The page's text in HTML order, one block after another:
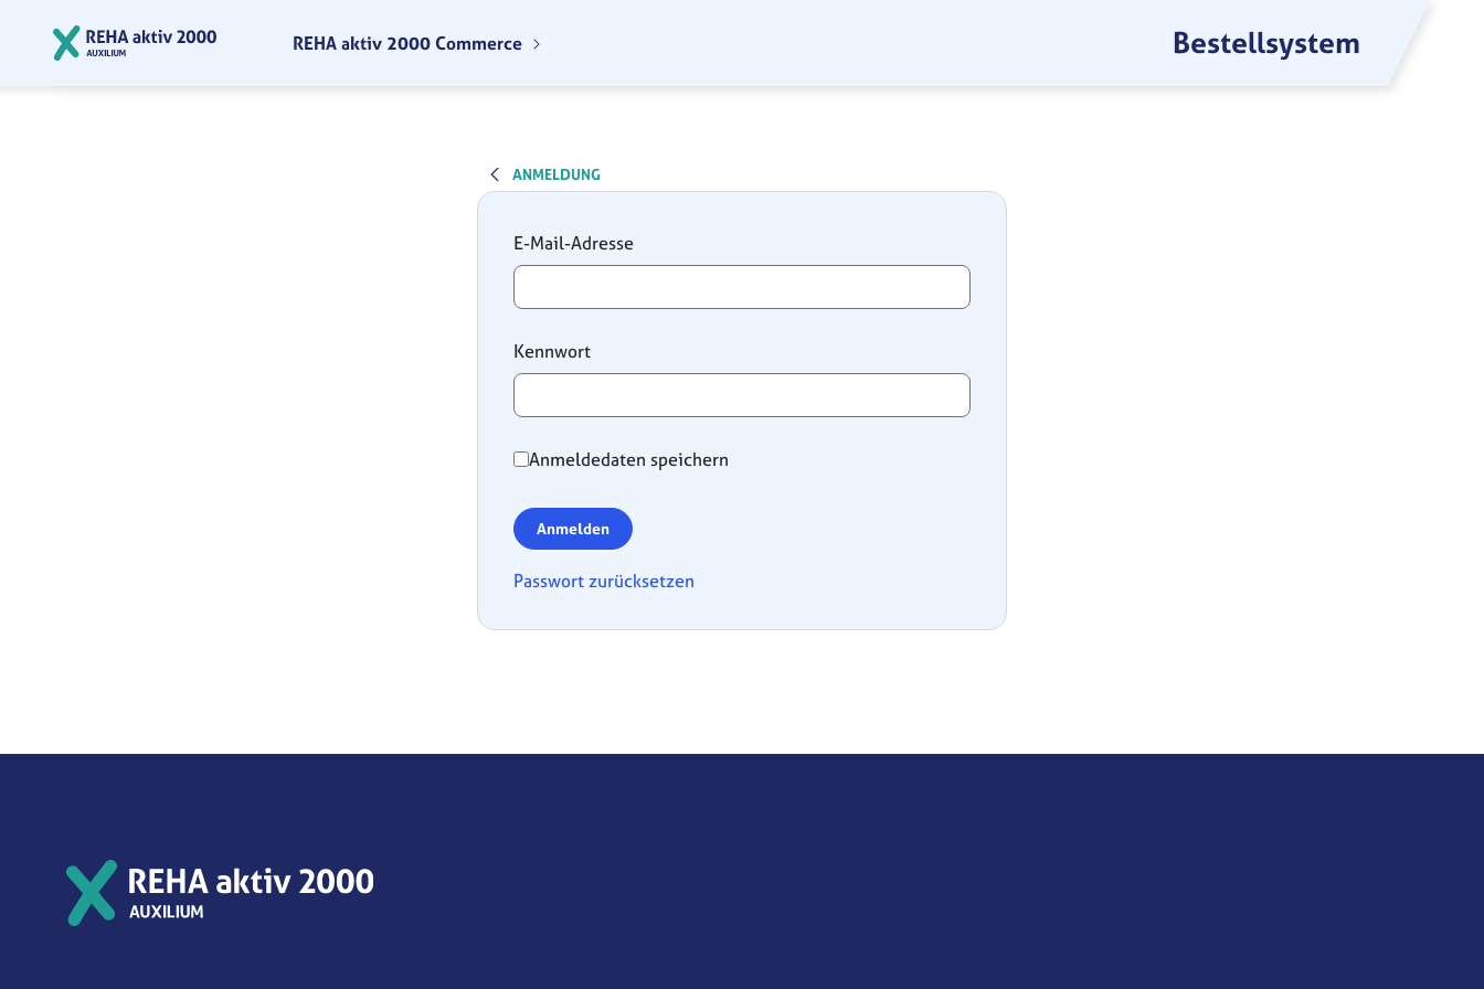
REHA aktiv 2000 Commerce Bestellsystem
ANMELDUNG
Anmeldung
E-Mail-Adresse
Kennwort
Anmeldedaten speichern
Anmelden
Passwort zurücksetzen